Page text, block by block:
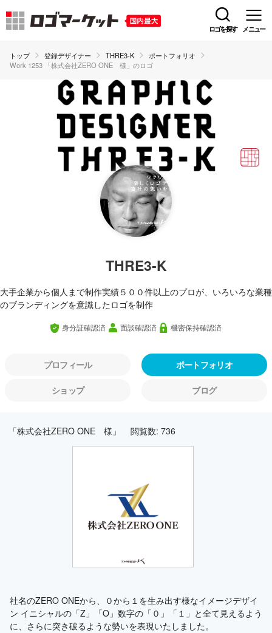
ロゴを探す メニュー
トップ 登録デザイナー THRE3-K
ポートフォリオ
Work 1253 「株式会社ZERO ONE 様」のロゴ
THRE3-K
大手企業から個人まで制作実績５００件以上のプロが、いろいろな業種
のブランディングを意識したロゴを制作
身分証確認済 面談確認済 機密保持確認済
プロフィール ポートフォリオ
ショップ ブログ
「株式会社ZERO ONE 様」 閲覧数: 736
社名のZERO ONEから、０から１を生み出す様なイメージデザイ
ン イニシャルの「Z」「O」数字の「０」「１」と全て見えるよう
に、さらに突き破るような勢いを表現いたしました。